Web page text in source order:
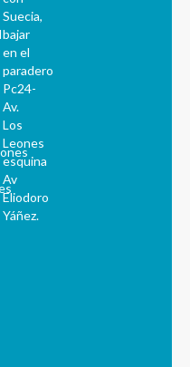
Suecia,
bajar
en el
paradero
Pc24-
Av.
Los
Leones
esquina
Av
Eliodoro
Yáñez.